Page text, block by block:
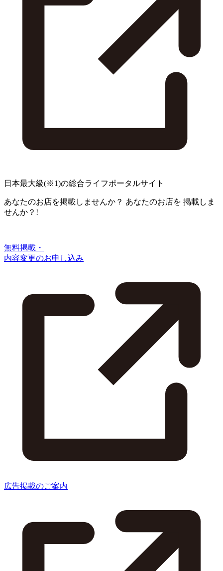
日本最大級(※1)の総合ライフポータルサイト
あなたのお店を掲載しませんか？ あなたのお店を 掲載しま
せんか？!
無料掲載・
内容変更のお申し込み
広告掲載のご案内